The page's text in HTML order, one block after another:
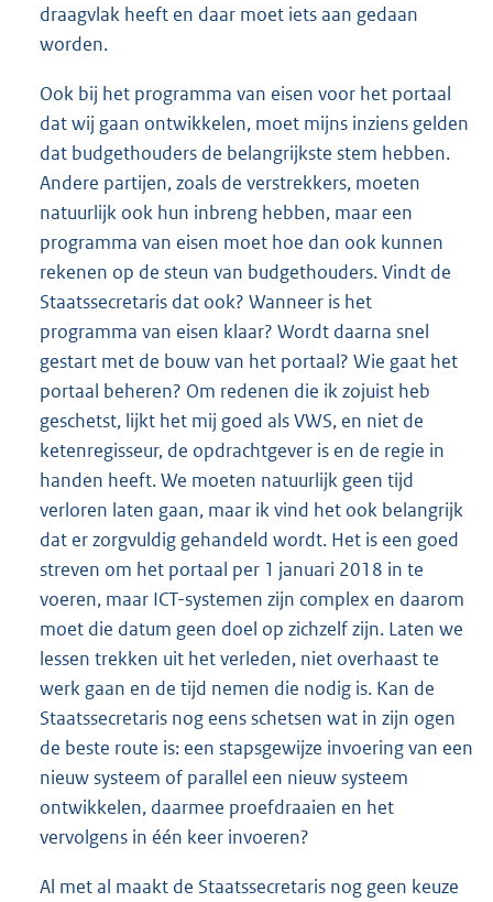
draagvlak heeft en daar moet iets aan gedaan
worden.
Ook bij het programma van eisen voor het portaal
dat wij gaan ontwikkelen, moet mijns inziens gelden
dat budgethouders de belangrijkste stem hebben.
Andere partijen, zoals de verstrekkers, moeten
natuurlijk ook hun inbreng hebben, maar een
programma van eisen moet hoe dan ook kunnen
rekenen op de steun van budgethouders. Vindt de
Staatssecretaris dat ook? Wanneer is het
programma van eisen klaar? Wordt daarna snel
gestart met de bouw van het portaal? Wie gaat het
portaal beheren? Om redenen die ik zojuist heb
geschetst, lijkt het mij goed als VWS, en niet de
ketenregisseur, de opdrachtgever is en de regie in
handen heeft. We moeten natuurlijk geen tijd
verloren laten gaan, maar ik vind het ook belangrijk
dat er zorgvuldig gehandeld wordt. Het is een goed
streven om het portaal per 1 januari 2018 in te
voeren, maar ICT-systemen zijn complex en daarom
moet die datum geen doel op zichzelf zijn. Laten we
lessen trekken uit het verleden, niet overhaast te
werk gaan en de tijd nemen die nodig is. Kan de
Staatssecretaris nog eens schetsen wat in zijn ogen
de beste route is: een stapsgewijze invoering van een
nieuw systeem of parallel een nieuw systeem
ontwikkelen, daarmee proefdraaien en het
vervolgens in één keer invoeren?
Al met al maakt de Staatssecretaris nog geen keuze